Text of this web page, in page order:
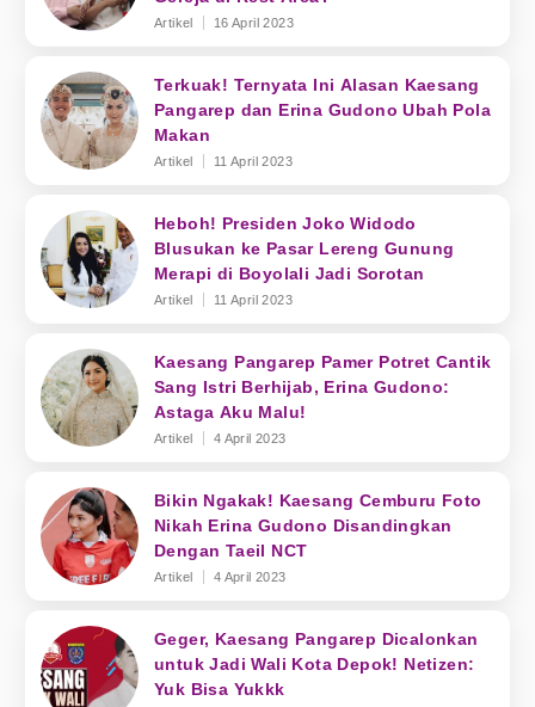
Artikel 16 April 2023
Terkuak! Ternyata Ini Alasan Kaesang
Pangarep dan Erina Gudono Ubah Pola
Makan
Artikel 11 April 2023
Heboh! Presiden Joko Widodo
Blusukan ke Pasar Lereng Gunung
Merapi di Boyolali Jadi Sorotan
Artikel 11 April 2023
Kaesang Pangarep Pamer Potret Cantik
Sang Istri Berhijab, Erina Gudono:
Astaga Aku Malu!
Artikel 4 April 2023
Bikin Ngakak! Kaesang Cemburu Foto
Nikah Erina Gudono Disandingkan
Dengan Taeil NCT
Artikel 4 April 2023
Geger, Kaesang Pangarep Dicalonkan
untuk Jadi Wali Kota Depok! Netizen:
Yuk Bisa Yukkk